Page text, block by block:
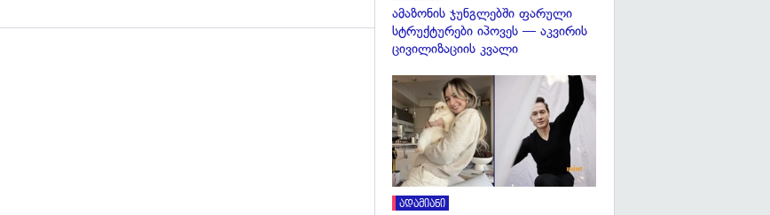
ამაზონის ჯუნგლებში ფარული
სტრუქტურები იპოვეს — აკვირის
ცივილიზაციის კვალი
ადამიანი